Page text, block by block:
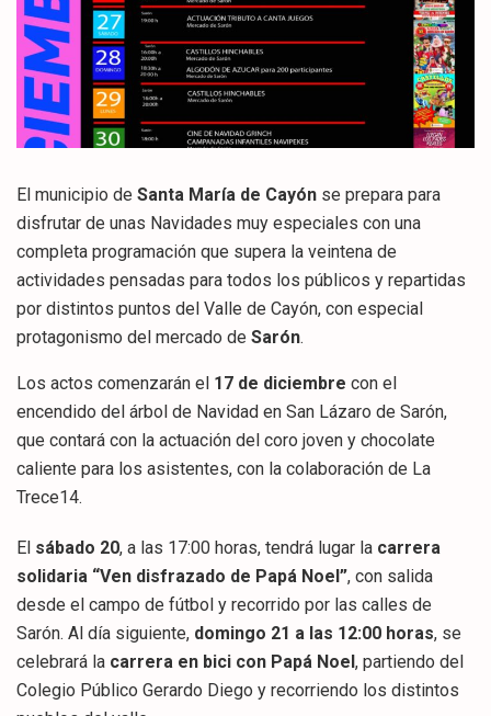
El municipio de Santa María de Cayón se prepara para
disfrutar de unas Navidades muy especiales con una
completa programación que supera la veintena de
actividades pensadas para todos los públicos y repartidas
por distintos puntos del Valle de Cayón, con especial
protagonismo del mercado de Sarón.
Los actos comenzarán el 17 de diciembre con el
encendido del árbol de Navidad en San Lázaro de Sarón,
que contará con la actuación del coro joven y chocolate
caliente para los asistentes, con la colaboración de La
Trece14.
El sábado 20, a las 17:00 horas, tendrá lugar la carrera
solidaria “Ven disfrazado de Papá Noel”, con salida
desde el campo de fútbol y recorrido por las calles de
Sarón. Al día siguiente, domingo 21 a las 12:00 horas, se
celebrará la carrera en bici con Papá Noel, partiendo del
Colegio Público Gerardo Diego y recorriendo los distintos